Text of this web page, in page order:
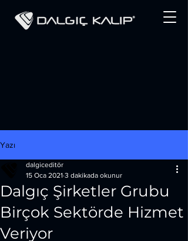
Yazı
Dalgıç Şirketler Grubu
Birçok Sektörde Hizmet
Veriyor
dalgiceditör
15 Oca 2021 3 dakikada okunur